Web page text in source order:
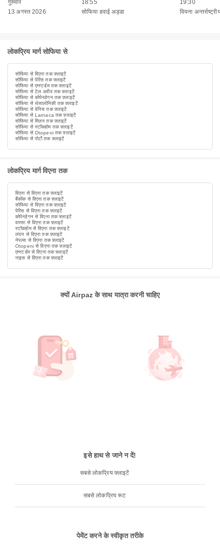
गुरुवार
13 अगस्त 2026
18:55
सोफिया हवाई अड्डा
19:30
वियना
लोकप्रिय मार्ग सोफिया से
सोफिया से विएना तक फ़्लाइटें
सोफिया से पेरिस तक फ़्लाइटें
सोफिया से एम्स्टर्डम तक फ़्लाइटें
सोफिया से टेल अवीव तक फ़्लाइटें
सोफिया से कोपेनहेगन तक फ़्लाइटें
सोफिया से थेसालोनिकी तक फ़्लाइटें
सोफिया से वेनिस तक फ़्लाइटें
सोफिया से Larnaca तक फ़्लाइटें
सोफिया से मिलन तक फ़्लाइटें
सोफिया से स्टॉकहोम तक फ़्लाइटें
सोफिया से Otopeni तक फ़्लाइटें
सोफिया से पोर्टो तक फ़्लाइटें
लोकप्रिय मार्ग विएना तक
विएना से विएना तक फ़्लाइटें
बैंकॉक से विएना तक फ़्लाइटें
सोफिया से विएना तक फ़्लाइटें
पेरिस से विएना तक फ़्लाइटें
कोपेनहेगन से विएना तक फ़्लाइटें
वारसा से विएना तक फ़्लाइटें
स्टॉकहोम से विएना तक फ़्लाइटें
लंदन से विएना तक फ़्लाइटें
नेपल्स से विएना तक फ़्लाइटें
Otopeni से विएना तक फ़्लाइटें
एम्स्टर्डम से विएना तक फ़्लाइटें
नाइस से विएना तक फ़्लाइटें
क्यों Airpaz के साथ यात्रा करनी चाहिए
इसे हाथ से जाने न दें!
सबसे लोकप्रिय फ़्लाइटें
सबसे लोकप्रिय रूट
पेमेंट करने के स्वीकृत तरीके